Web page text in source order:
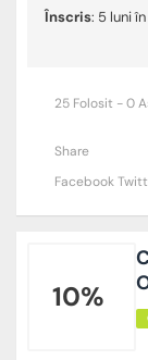
Înscris: 5 luni
25 Folosit - 0
Share
Facebook
10%